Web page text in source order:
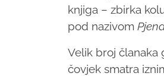
knjiga – zbirka
pod nazivom
Velik broj članaka
čovjek smatra